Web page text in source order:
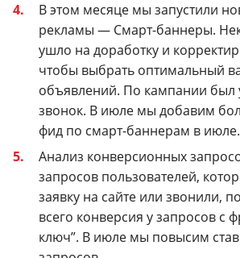
В этом месяце мы запустили
рекламы — Смарт-баннеры.
ушло на доработку и
чтобы выбрать оптимальный
объявлений. По кампании был
звонок. В июле мы добавим
фид по смарт-баннерам в июле.
Анализ конверсионных
запросов пользователей,
заявку на сайте или звонили,
всего конверсия у запросов с
ключ”. В июле мы повысим